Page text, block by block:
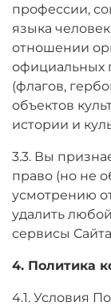
профессии,
языка
отношении
официальных
(флагов,
объектов
истории и
3.3. Вы
право (но не
усмотрению
удалить
сервисы
4. Политика
4.1. Условия